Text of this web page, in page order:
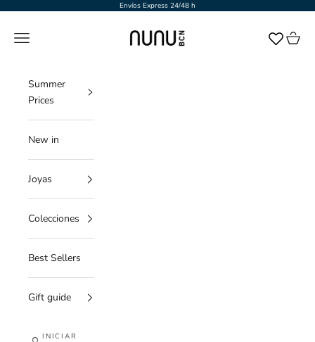
Envíos Express 24/48 h
NUNU BARCELONA
Menú Cesta
Summer
Prices
New in
Joyas
Colecciones
Best Sellers
Gift guide
INICIAR